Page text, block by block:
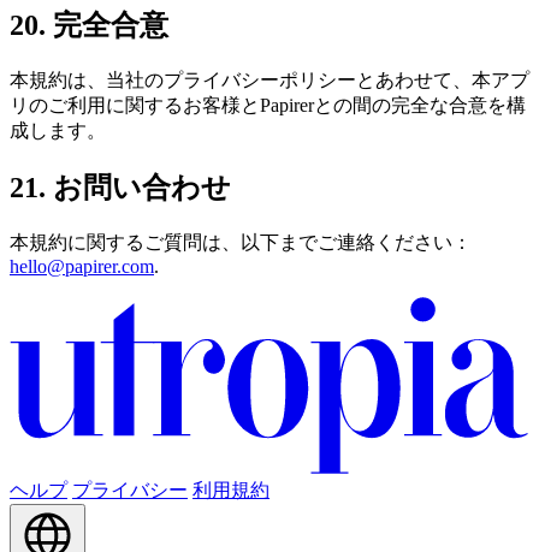
20. 完全合意
本規約は、当社のプライバシーポリシーとあわせて、本アプ
リのご利用に関するお客様とPapirerとの間の完全な合意を構
成します。
21. お問い合わせ
本規約に関するご質問は、以下までご連絡ください：
hello@papirer.com.
ヘルプ プライバシー 利用規約